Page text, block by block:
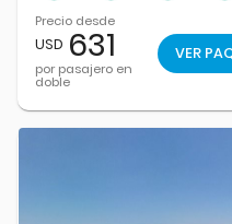
Precio desde
USD 631
por pasajero en
doble
VER